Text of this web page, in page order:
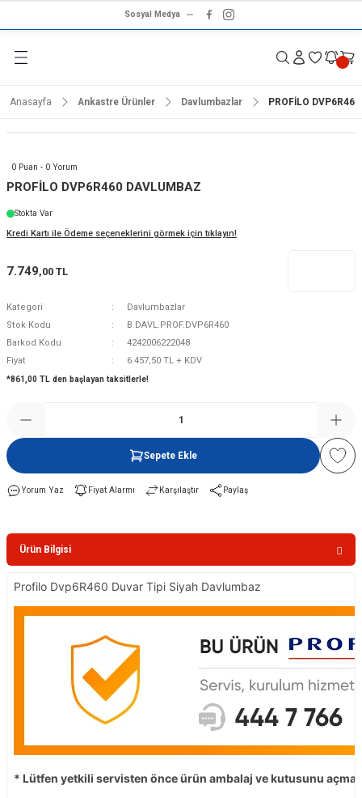
Sosyal Medya
Geri Dön
Geri Dön
Geri Dön
Ürünleri
Geri Dön
& Ses Sistemleri
Geri Dön
Geri Dön
Geri Dön
Anasayfa Ankastre Ürünler Davlumbazlar PROFİLO
0 Puan - 0 Yorum
PROFİLO DVP6R460 DAVLUMBAZ
Stokta Var
Kredi Kartı ile Ödeme seçeneklerini görmek için tıklayın!
7.749,00 TL
Kategori
Davlumbazlar
Stok Kodu
B.DAVL.PROF.DVP6R460
Barkod Kodu
4242006222048
Fiyat
6.457,50 TL + KDV
*861,00 TL den başlayan taksitlerle!
Sepete Ekle
Yorum Yaz Fiyat Alarmı Karşılaştır Paylaş
Ürün Bilgisi
Profilo Dvp6R460 Duvar Tipi Siyah Davlumbaz
* Lütfen yetkili servisten önce ürün ambalaj ve kutusunu